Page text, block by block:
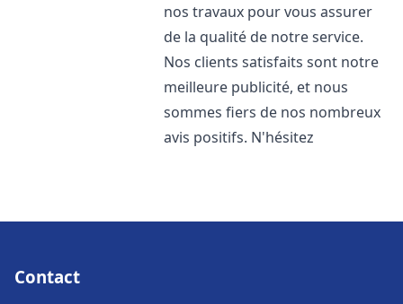
nos travaux pour vous assurer
de la qualité de notre service.
Nos clients satisfaits sont notre
meilleure publicité, et nous
sommes fiers de nos nombreux
avis positifs. N'hésitez
Contact